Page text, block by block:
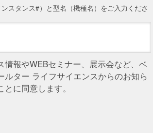
スタンス#）と型名（機種名）をご入力くださ
情報やWEBセミナー、展示会など、ベ
ルター ライフサイエンスからのお知ら
に同意します。